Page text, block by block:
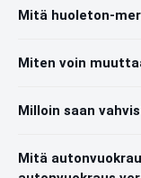
Mitä huoleton-
Miten voin
Milloin saan
Mitä